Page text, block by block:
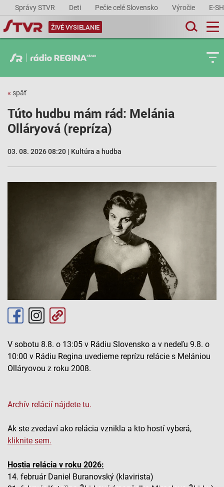
Správy STVR Deti Pečie celé Slovensko Výročie E-
ŽIVÉ VYSIELANIE
« späť
Túto hudbu mám rád: Melánia
Olláryová (repríza)
03. 08. 2026 08:20 | Kultúra a hudba
V sobotu 8.8. o 13:05 v Rádiu Slovensko a v nedeľu 9.8. o
10:00 v Rádiu Regina uvedieme reprízu relácie s Melániou
Olláryovou z roku 2008.
Archív relácií nájdete tu.
Ak ste zvedaví ako relácia vznikla a kto hostí vyberá,
kliknite sem.
Hostia relácia v roku 2026:
14. február Daniel Buranovský (klavirista)